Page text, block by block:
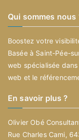
Qui sommes nous
Boostez votre
Basée à Saint-Pée-
web spécialisée
web et le
En savoir plus ?
Olivier Obé
Rue Charles Cami,